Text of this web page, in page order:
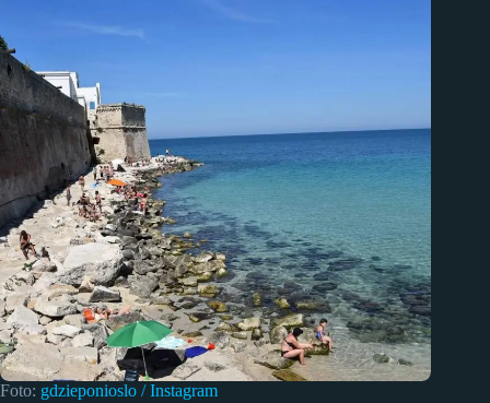
Foto: gdzieponioslo / Instagram